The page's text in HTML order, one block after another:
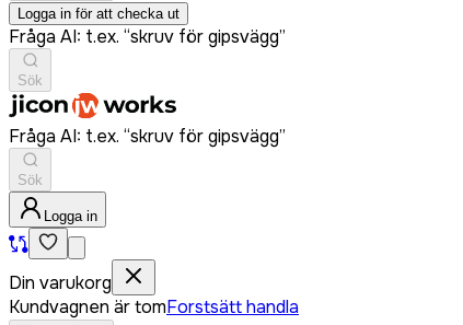
Logga in för att checka ut
Fråga AI: t.ex. “skruv för gipsvägg”
Sök
Fråga AI: t.ex. “skruv för gipsvägg”
Sök
Logga in
Din varukorg
Kundvagnen är tomForstsätt handla